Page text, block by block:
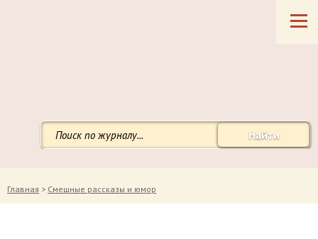
Найти
Главная > Смешные рассказы и юмор